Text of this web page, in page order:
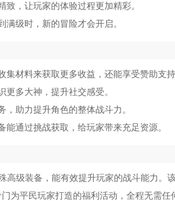
，让玩家的体验过程更加精彩。
级时，新的冒险才会开启。
材料来获取更多收益，还能享受赞助支持
更多大神，提升社交感受。
助力提升角色的整体战斗力。
通过挑战获取，给玩家带来充足资源。
高级装备，能有效提升玩家的战斗能力。
为平民玩家打造的福利活动，全程无需任